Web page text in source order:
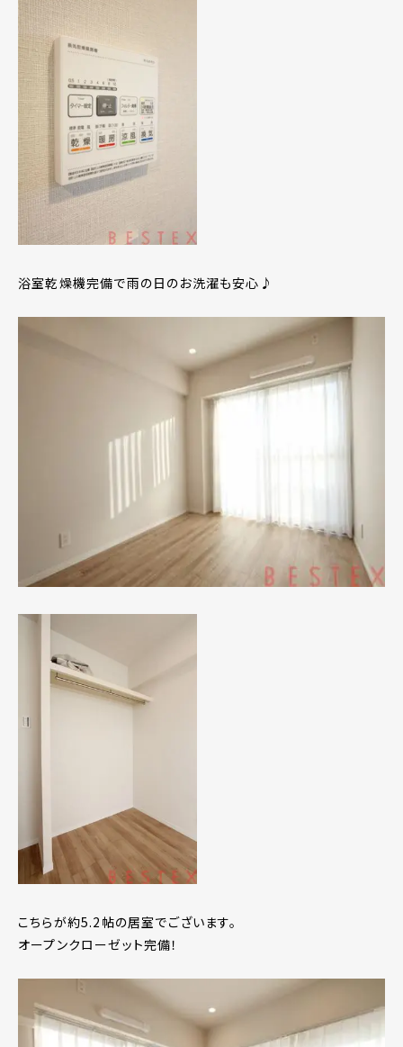
浴室乾燥機完備で雨の日のお洗濯も安心♪
こちらが約5.2帖の居室でございます。
オープンクローゼット完備！